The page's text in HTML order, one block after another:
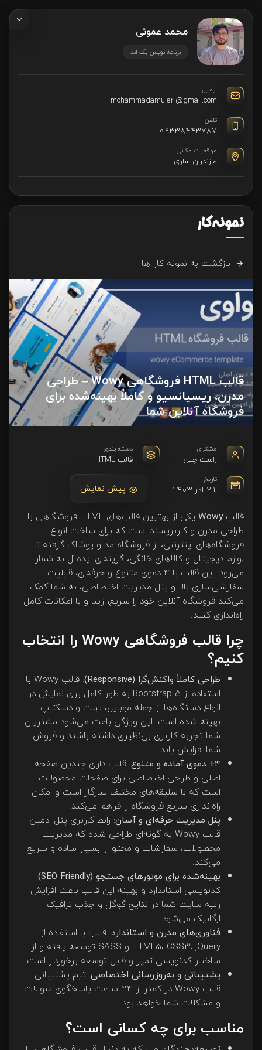
محمد عموئی
برنامه نویس بک اند
ایمیل
mohammadamuie2@gmail.com
تلفن
09338443787
موقعیت مکانی
مازندران-ساری
نمونه کار
بازگشت به نمونه کار ها
قالب HTML فروشگاهی Wowy – طراحی
مدرن، ریسپانسیو و کاملاً بهینه‌شده برای
فروشگاه آنلاین شما
مشتری
راست چین
دسته بندی
قالب HTML
تاریخ
21 آذر 1403 پیش نمایش
قالبWowy
یکی از بهترین قالب‌های HTML فروشگاهی با
طراحی مدرن و کاربرپسند است که برای ساخت انواع
فروشگاه‌های اینترنتی، از فروشگاه مد و پوشاک گرفته تا
لوازم دیجیتال و کالاهای خانگی، گزینه‌ای ایده‌آل به شمار
می‌رود. این قالب با ۴ دموی متنوع و حرفه‌ای، قابلیت
سفارشی‌سازی بالا و پنل مدیریت اختصاصی، به شما کمک
می‌کند فروشگاه آنلاین خود را سریع، زیبا و با امکانات کامل
راه‌اندازی کنید.
چرا قالب فروشگاهی Wowy را انتخاب
کنیم؟
طراحی کاملاً واکنش‌گرا (Responsive)
: قالب Wowy با
استفاده از Bootstrap 5 به طور کامل برای نمایش در
انواع دستگاه‌ها از جمله موبایل، تبلت و دسکتاپ
بهینه شده است. این ویژگی باعث می‌شود مشتریان
شما تجربه کاربری بی‌نظیری داشته باشند و فروش
شما افزایش یابد.
۴+ دموی آماده و متنوع
: قالب دارای چندین صفحه
اصلی و طراحی اختصاصی برای صفحات محصولات
است که با سلیقه‌های مختلف سازگار است و امکان
راه‌اندازی سریع فروشگاه را فراهم می‌کند.
پنل مدیریت حرفه‌ای و آسان: رابط کاربری پنل ادمین
قالب Wowy به گونه‌ای طراحی شده که مدیریت
محصولات، سفارشات و محتوا را بسیار ساده و سریع
می‌کند.
بهینه‌شده برای موتورهای جستجو (SEO Friendly)
:
کدنویسی استاندارد و بهینه این قالب باعث افزایش
رتبه سایت شما در نتایج گوگل و جذب ترافیک
ارگانیک می‌شود.
فناوری‌های مدرن و استاندارد: قالب با استفاده از
HTML5، CSS3، jQuery و SASS توسعه یافته و از
ساختار کدنویسی تمیز و قابل توسعه برخوردار است.
پشتیبانی و به‌روزرسانی اختصاصی: تیم پشتیبانی
قالب Wowy در کمتر از ۲۴ ساعت پاسخگوی سوالات
و مشکلات شما خواهد بود.
مناسب برای چه کسانی است؟